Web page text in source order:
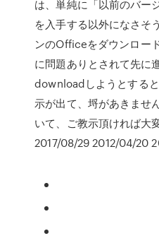
は、単純に「以前のバー
を入手する以外になさそ
ンのOfficeをダウンロー
に問題ありとされて先に
downloadしようとする
示が出て、埒があきませ
いて、ご教示頂ければ大
2017/08/29 2012/04/20